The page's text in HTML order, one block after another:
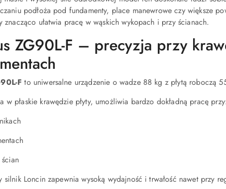
podłoża pod fundamenty, place manewrowe czy większe
znacząco ułatwia pracę w wąskich wykopach i przy ścianach.
ZG90L-F – precyzja przy
F to uniwersalne urządzenie o wadze 88 kg z płytą roboczą
w płaskie krawędzie płyty, umożliwia bardzo dokładną pracę
ścian
silnik Loncin zapewnia wysoką wydajność i trwałość nawet przy